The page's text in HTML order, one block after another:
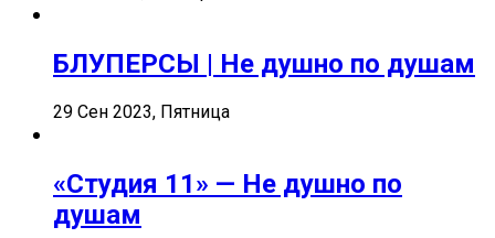
БЛУПЕРСЫ | Не душно по душам
29 Сен 2023, Пятница
«Студия 11» — Не душно по
душам